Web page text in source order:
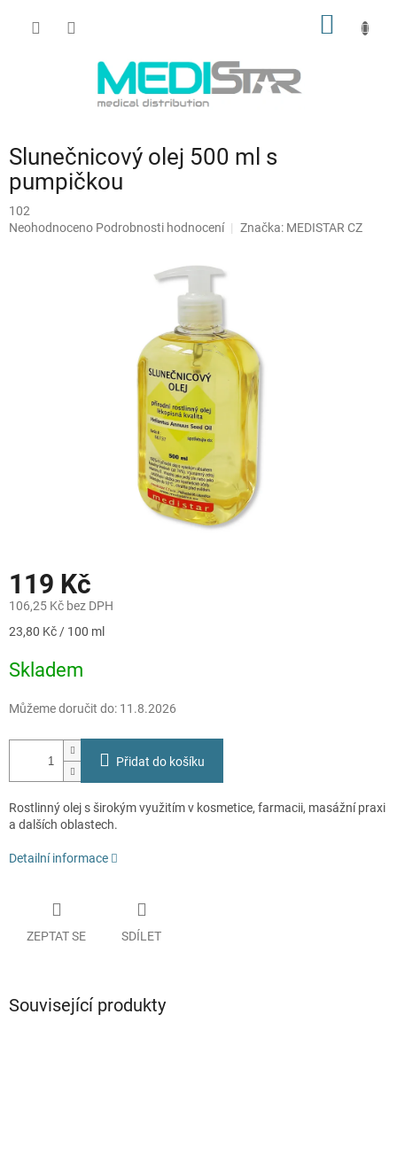
Slunečnicový olej 500 ml s
pumpičkou
102
Průměrné
Neohodnoceno Podrobnosti hodnocení Značka: MEDISTAR CZ
119 Kč
106,25 Kč bez DPH
Měrná
23,80 Kč / 100 ml
Skladem
Můžeme doručit do: 11.8.2026
Přidat do košíku
Rostlinný olej s širokým využitím v kosmetice, farmacii, masážní praxi
a dalších oblastech.
Detailní informace
ZEPTAT SE SDÍLET
Související produkty